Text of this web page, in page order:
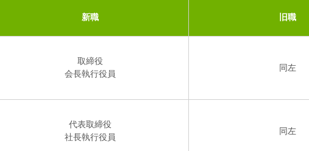
新職 旧職
取締役
会長執行役員
同左
代表取締役
社長執行役員
同左